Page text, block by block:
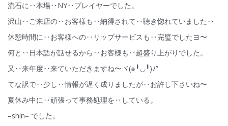
流石に‥本場‥NY‥プレイヤーでした。
沢山‥ご来店の‥お客様も‥納得されて‥聴き惚れていました‥
休憩時間に‥お客様への‥リップサービスも‥完璧でしたヨ〜
何と‥日本語が話せるから‥お客様も‥超盛り上がりでした。
又‥来年度‥来ていただきますね〜ヾ(๑╹◡╹)ﾉ”
てな訳で‥少し‥情報が遅く成りましたが‥お許し下さいね〜
夏休み中に‥頑張って事務処理を‥している。
–shin– でした。